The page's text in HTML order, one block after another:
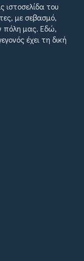
ιστοσελίδα του
με σεβασμό,
πόλη μας. Εδώ,
έχει τη δική